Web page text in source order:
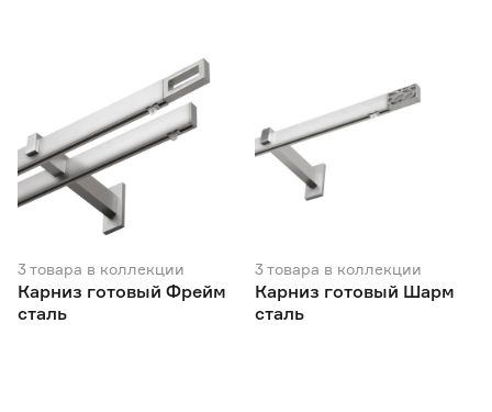
3товара в коллекции
Карниз готовый Фрейм
сталь
3товара в коллекции
Карниз готовый Шарм
сталь